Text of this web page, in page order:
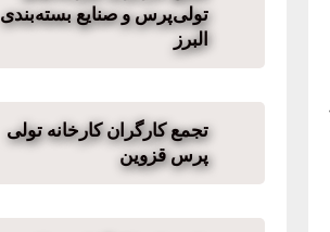
تولی‌پرس و صنایع بسته‌بندی
البرز
تجمع کارگران کارخانه تولی
پرس قزوین